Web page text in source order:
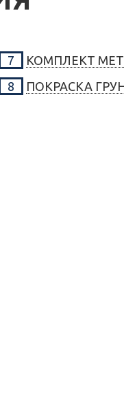
7
КОМПЛЕКТ
8
ПОКРАСКА